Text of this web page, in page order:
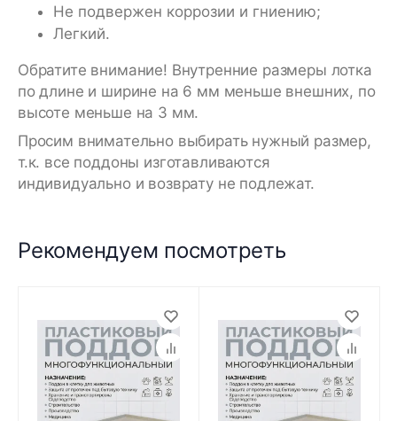
Не подвержен коррозии и гниению;
Легкий.
Обратите внимание! Внутренние размеры лотка
по длине и ширине на 6 мм меньше внешних, по
высоте меньше на 3 мм.
Просим внимательно выбирать нужный размер,
т.к. все поддоны изготавливаются
индивидуально и возврату не подлежат.
Рекомендуем посмотреть